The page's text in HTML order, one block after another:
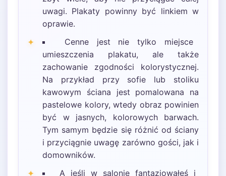
uwagi. Plakaty powinny być linkiem w
oprawie.
Cenne jest nie tylko miejsce
umieszczenia plakatu, ale także
zachowanie zgodności kolorystycznej.
Na przykład przy sofie lub stoliku
kawowym ściana jest pomalowana na
pastelowe kolory, wtedy obraz powinien
być w jasnych, kolorowych barwach.
Tym samym będzie się różnić od ściany
i przyciągnie uwagę zarówno gości, jak i
domowników.
A jeśli w salonie fantazjowałeś i